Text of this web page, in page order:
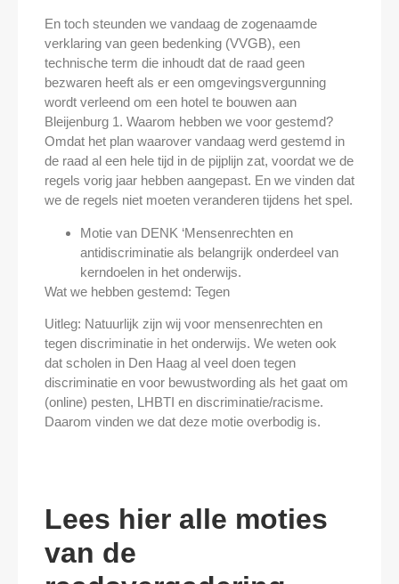
En toch steunden we vandaag de zogenaamde
verklaring van geen bedenking (VVGB), een
technische term die inhoudt dat de raad geen
bezwaren heeft als er een omgevingsvergunning
wordt verleend om een hotel te bouwen aan
Bleijenburg 1. Waarom hebben we voor gestemd?
Omdat het plan waarover vandaag werd gestemd in
de raad al een hele tijd in de pijplijn zat, voordat we de
regels vorig jaar hebben aangepast. En we vinden dat
we de regels niet moeten veranderen tijdens het spel.
Motie van DENK ‘Mensenrechten en
antidiscriminatie als belangrijk onderdeel van
kerndoelen in het onderwijs.
Wat we hebben gestemd: Tegen
Uitleg: Natuurlijk zijn wij voor mensenrechten en
tegen discriminatie in het onderwijs. We weten ook
dat scholen in Den Haag al veel doen tegen
discriminatie en voor bewustwording als het gaat om
(online) pesten, LHBTI en discriminatie/racisme.
Daarom vinden we dat deze motie overbodig is.
Lees hier alle moties
van de